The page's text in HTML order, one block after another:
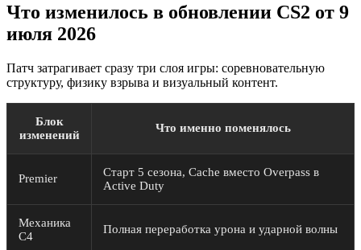
Что изменилось в обновлении CS2 от 9
июля 2026
Патч затрагивает сразу три слоя игры: соревновательную
структуру, физику взрыва и визуальный контент.
Блок
изменений
Что именно поменялось
Premier
Старт 5 сезона, Cache вместо Overpass в
Active Duty
Механика
C4
Полная переработка урона и ударной волны